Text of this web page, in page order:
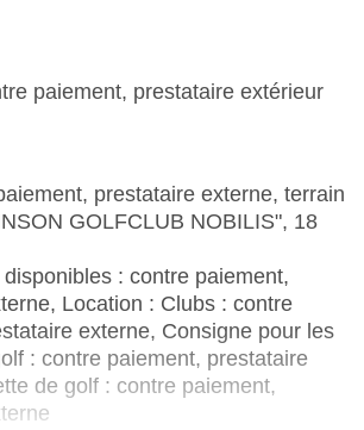
paiement, prestataire extérieur
prestataire externe, terrain
GOLFCLUB NOBILIS", 18
: contre paiement,
Location : Clubs : contre
externe, Consigne pour les
: contre paiement, prestataire
de golf : contre paiement,